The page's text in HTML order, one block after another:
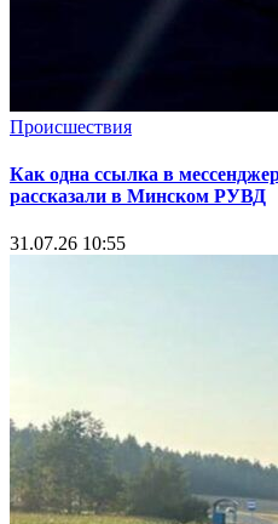
Происшествия
Как одна ссылка в
рассказали в Минском РУВД
31.07.26 10:55